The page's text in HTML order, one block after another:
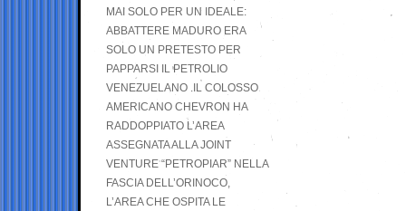
MAI SOLO PER UN IDEALE:
ABBATTERE MADURO ERA
SOLO UN PRETESTO PER
PAPPARSI IL PETROLIO
VENEZUELANO .IL COLOSSO
AMERICANO CHEVRON HA
RADDOPPIATO L’AREA
ASSEGNATA ALLA JOINT
VENTURE “PETROPIAR” NELLA
FASCIA DELL’ORINOCO,
L’AREA CHE OSPITA LE